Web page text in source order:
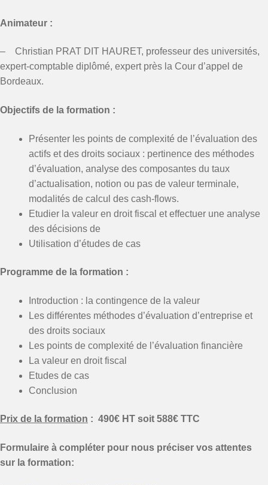
Animateur :
– Christian PRAT DIT HAURET, professeur des universités,
expert-comptable diplômé, expert près la Cour d’appel de
Bordeaux.
Objectifs de la formation :
Présenter les points de complexité de l’évaluation des
actifs et des droits sociaux : pertinence des méthodes
d’évaluation, analyse des composantes du taux
d’actualisation, notion ou pas de valeur terminale,
modalités de calcul des cash-flows.
Etudier la valeur en droit fiscal et effectuer une analyse
des décisions de
Utilisation d’études de cas
Programme de la formation :
Introduction : la contingence de la valeur
Les différentes méthodes d’évaluation d’entreprise et
des droits sociaux
Les points de complexité de l’évaluation financière
La valeur en droit fiscal
Etudes de cas
Conclusion
Prix de la formation : 490€ HT soit 588€ TTC
Formulaire à compléter pour nous préciser vos attentes
sur la formation: